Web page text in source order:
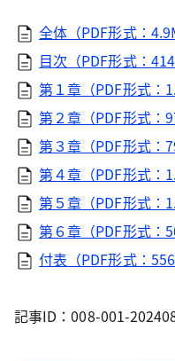
全体（PDF形式：
目次（PDF形式：
第１章（PDF形式：
第２章（PDF形式：
第３章（PDF形式：
第４章（PDF形式：
第５章（PDF形式：
第６章（PDF形式：
付表（PDF形式：
記事ID：008-001-